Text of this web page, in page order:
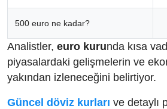
500 euro ne kadar?
Analistler, euro kurunda kısa
piyasalardaki gelişmelerin ve
yakından izleneceğini belirtiyor.
Güncel döviz kurları ve detaylı